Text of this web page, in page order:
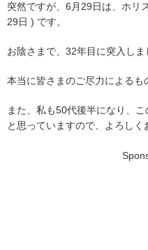
突然ですが、6月29日は、ホリ
29日 ) です。
お陰さまで、32年目に突入し
本当に皆さまのご尽力によるも
また、私も50代後半になり、
と思っていますので、よろしく